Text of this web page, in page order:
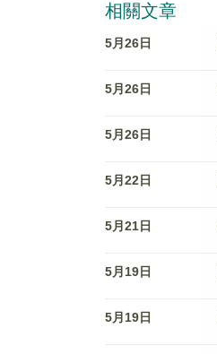
相關文章
5月26日
5月26日
5月26日
5月22日
5月21日
5月19日
5月19日